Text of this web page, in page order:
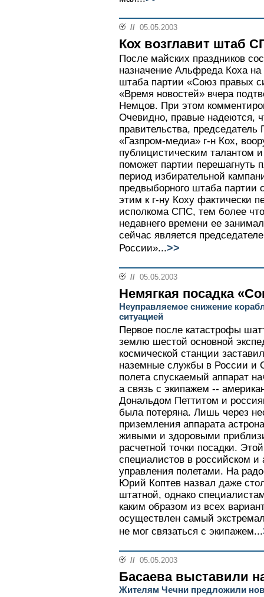
// 05.05.2003
Кох возглавит штаб
После майских праздников
назначение Альфреда Коха на
штаба партии «Союз правых
«Время новостей» вчера
Немцов. При этом
Очевидно, правые надеются,
правительства,
«Газпром-медиа» г-н Кох,
публицистическим талантом
поможет партии перешагнуть
период избирательной
предвыборного штаба партии
этим к г-ну Коху фактически
исполкома СПС, тем более
недавнего времени ее
сейчас является
России»...>>
// 05.05.2003
Немягкая посадка
Неуправляемое снижение
ситуацией
Первое после катастрофы
землю шестой основной
космической станции
наземные службы в России
полета спускаемый аппарат
а связь с экипажем --
Дональдом Петтитом и
была потеряна. Лишь через
приземления аппарата
живыми и здоровыми
расчетной точки посадки.
специалистов в российском и
управления полетами. На
Юрий Коптев назвал даже
штатной, однако
каким образом из всех
осуществлен самый
не мог связаться с экипажем...
// 05.05.2003
Басаева выставили
Жителям Чечни предложили